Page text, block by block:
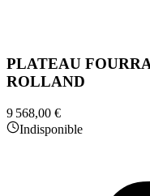
PLATEAU
ROLLAND
9 568,00 €
Indisponible